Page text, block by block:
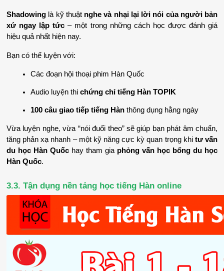
Shadowing là kỹ thuật nghe và nhại lại lời nói của người bản
xứ ngay lập tức – một trong những cách học được đánh giá
hiệu quả nhất hiện nay.
Bạn có thể luyện với:
Các đoạn hội thoại phim Hàn Quốc
Audio luyện thi chứng chỉ tiếng Hàn TOPIK
100 câu giao tiếp tiếng Hàn thông dụng hằng ngày
Vừa luyện nghe, vừa “nói đuổi theo” sẽ giúp bạn phát âm chuẩn,
tăng phản xạ nhanh – một kỹ năng cực kỳ quan trọng khi tư vấn
du học Hàn Quốc hay tham gia phỏng vấn học bổng du học
Hàn Quốc.
3.3. Tận dụng nền tảng học tiếng Hàn online